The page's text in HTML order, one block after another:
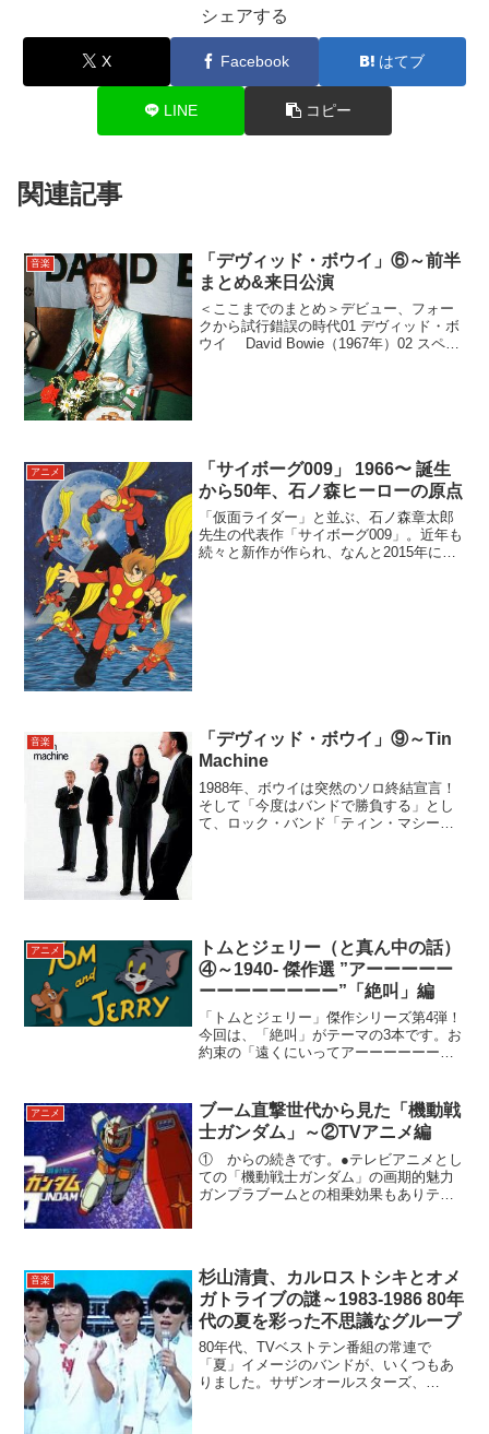
シェアする
X Facebook はてブ
LINE コピー
関連記事
音楽
「デヴィッド・ボウイ」⑥～前半
まとめ&来日公演
＜ここまでのまとめ＞デビュー、フォー
クから試行錯誤の時代01 デヴィッド・ボ
ウイ David Bowie（1967年）02 スペイ
アニメ
「サイボーグ009」 1966〜 誕生
から50年、石ノ森ヒーローの原点
「仮面ライダー」と並ぶ、石ノ森章太郎
先生の代表作「サイボーグ009」。近年も
続々と新作が作られ、なんと2015年には
音楽
「デヴィッド・ボウイ」⑨～Tin
Machine
1988年、ボウイは突然のソロ終結宣言！
そして「今度はバンドで勝負する」とし
て、ロック・バンド「ティン・マシー
アニメ
トムとジェリー（と真ん中の話）
④～1940- 傑作選 ”アーーーーー
ーーーーーーーー”「絶叫」編
「トムとジェリー」傑作シリーズ第4弾！
今回は、「絶叫」がテーマの3本です。お
約束の「遠くにいってアーーーーーーー
を妨げたらギロチン！と命じられたトム
（衛兵役）に対して、ジ...
アニメ
ブーム直撃世代から見た「機動戦
士ガンダム」～②TVアニメ編
① からの続きです。●テレビアニメとし
ての「機動戦士ガンダム」の画期的魅力
ガンプラブームとの相乗効果もありテレ
音楽
杉山清貴、カルロストシキとオメ
ガトライブの謎～1983-1986 80年
代の夏を彩った不思議なグループ
80年代、TVベストテン番組の常連で
「夏」イメージのバンドが、いくつもあ
りました。サザンオールスターズ、